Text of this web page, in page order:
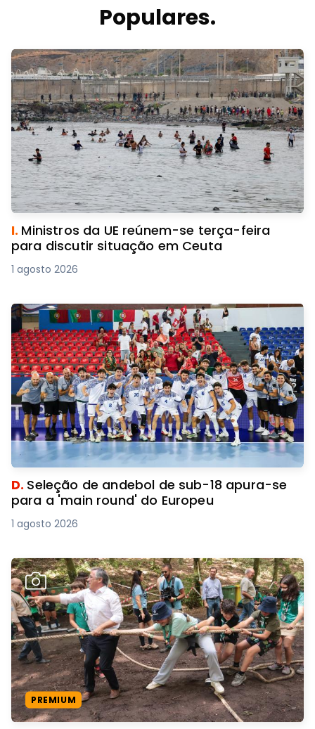
Populares.
I. Ministros da UE reúnem-se terça-feira
para discutir situação em Ceuta
1 agosto 2026
D. Seleção de andebol de sub-18 apura-se
para a 'main round' do Europeu
1 agosto 2026
PREMIUM